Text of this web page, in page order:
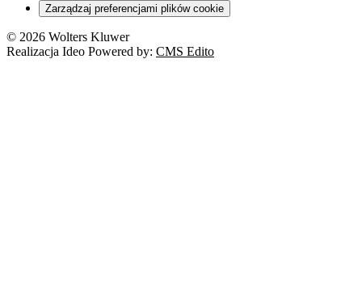
Zarządzaj preferencjami plików cookie
© 2026 Wolters Kluwer
Realizacja Ideo Powered by: CMS Edito